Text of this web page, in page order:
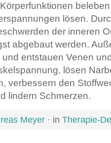
lösen.
der inneren
abgebaut werden.
entstauen Venen
lösen
verbessern den
lindern Schmerzen.
Meyer · in Therapie-